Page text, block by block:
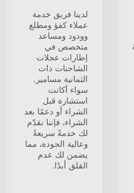
لدينا فريق خدمة
عملاء كفؤ ومطلع
وودود ومساعد
متخصص في
إطارات عجلات
الشاحنات ذات
الثمانية مسامير.
سواء أكانت
استشارة قبل
الشراء أو دعمًا بعد
الشراء، فإننا نقدّم
لك خدمةً سريعةً
وعالية الجودة، مما
يضمن لك عدم
القلق أبدًا.